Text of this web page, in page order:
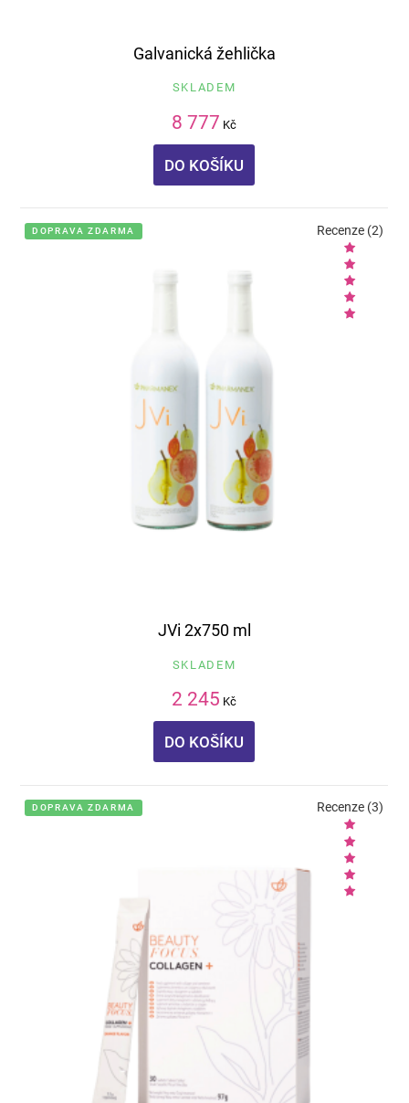
Galvanická žehlička
SKLADEM
8 777 Kč
DO KOŠÍKU
DOPRAVA ZDARMA
JVi 2x750 ml
SKLADEM
2 245 Kč
DO KOŠÍKU
Recenze (2)
DOPRAVA ZDARMA Recenze (3)